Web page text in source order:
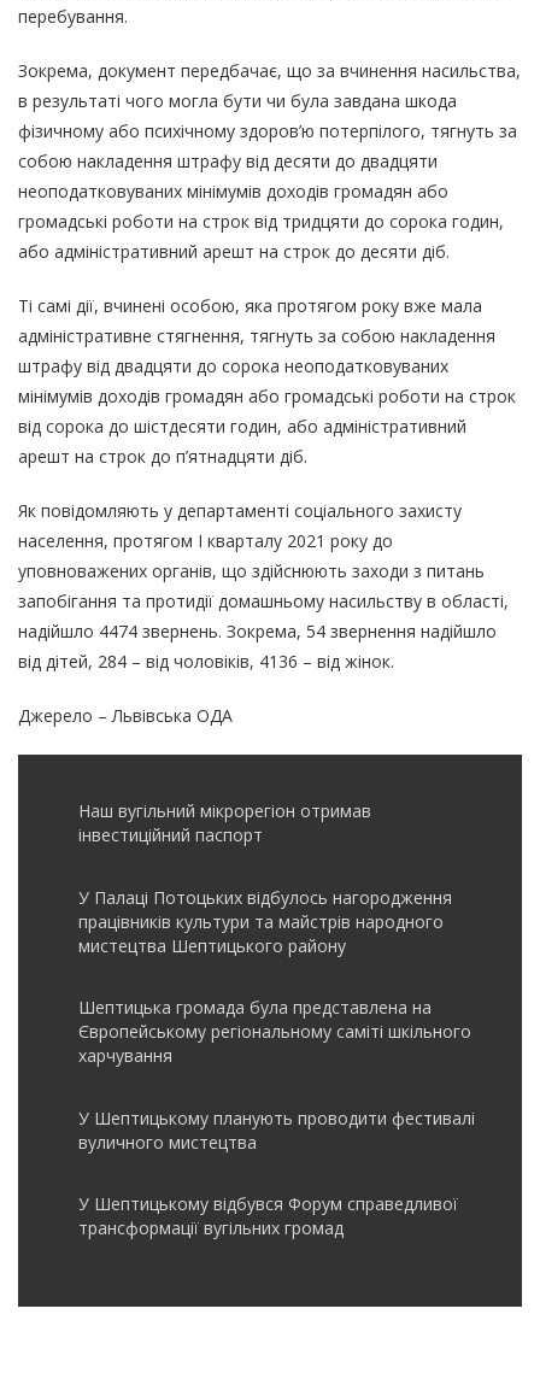
перебування.
Зокрема, документ передбачає, що за вчинення насильства,
в результаті чого могла бути чи була завдана шкода
фізичному або психічному здоров’ю потерпілого, тягнуть за
собою накладення штрафу від десяти до двадцяти
неоподатковуваних мінімумів доходів громадян або
громадські роботи на строк від тридцяти до сорока годин,
або адміністративний арешт на строк до десяти діб.
Ті самі дії, вчинені особою, яка протягом року вже мала
адміністративне стягнення, тягнуть за собою накладення
штрафу від двадцяти до сорока неоподатковуваних
мінімумів доходів громадян або громадські роботи на строк
від сорока до шістдесяти годин, або адміністративний
арешт на строк до п’ятнадцяти діб.
Як повідомляють у департаменті соціального захисту
населення, протягом І кварталу 2021 року до
уповноважених органів, що здійснюють заходи з питань
запобігання та протидії домашньому насильству в області,
надійшло 4474 звернень. Зокрема, 54 звернення надійшло
від дітей, 284 – від чоловіків, 4136 – від жінок.
Джерело – Львівська ОДА
Наш вугільний мікрорегіон отримав
інвеcтиційний паспорт
У Палаці Потоцьких відбулось нагородження
працівників культури та майстрів народного
мистецтва Шептицького району
Шептицька громада була представлена на
Європейському регіональному саміті шкільного
харчування
У Шептицькому планують проводити фестивалі
вуличного мистецтва
У Шептицькому відбувся Форум справедливої
трансформації вугільних громад